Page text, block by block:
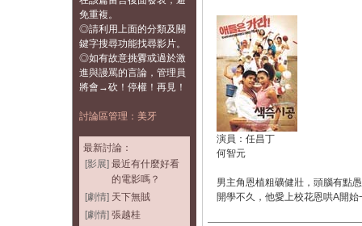
免重複。
◎請利用上面的分類及關
鍵字搜尋功能找尋影片。
◎如有故意挑釁或過於激
進與謾罵的言論，管理員
將會→砍！停權！再見！
討論區管理：美牙
最新討論：
[影展] 最近有什麼好看
的電影嗎？
[劇情] 天下無賊
[劇情] 張越桂
演員：任昌丁
何智元
男主角恩植粗礦健壯，頭腦有點
開學不久，他愛上校花恩哄A開